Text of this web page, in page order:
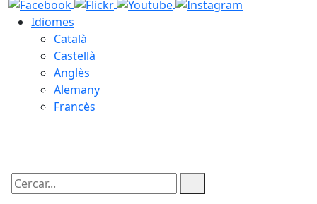
Idiomes
Català
Castellà
Anglès
Alemany
Francès
Cercar: